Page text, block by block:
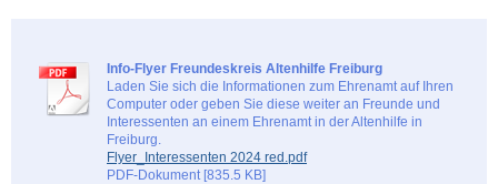
Info-Flyer Freundeskreis Altenhilfe Freiburg
Laden Sie sich die Informationen zum Ehrenamt auf Ihren
Computer oder geben Sie diese weiter an Freunde und
Interessenten an einem Ehrenamt in der Altenhilfe in
Freiburg.
Flyer_Interessenten 2024 red.pdf
PDF-Dokument [835.5 KB]